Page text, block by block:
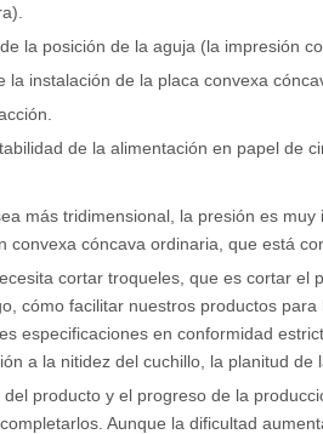
la posición de la aguja (la impresión
la instalación de la placa convexa
de la alimentación en papel de
más tridimensional, la presión es
convexa cóncava ordinaria, que está
cortar troqueles, que es cortar
cómo facilitar nuestros productos
especificaciones en conformidad
a la nitidez del cuchillo, la planitud
producto y el progreso de la
Aunque la dificultad